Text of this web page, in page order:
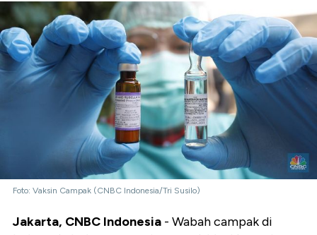
Foto: Vaksin Campak (CNBC Indonesia/Tri Susilo)
Jakarta, CNBC Indonesia - Wabah campak di